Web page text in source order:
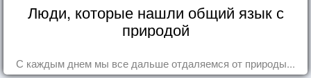
Люди, которые нашли общий язык с
природой
С каждым днем мы все дальше отдаляемся от природы...